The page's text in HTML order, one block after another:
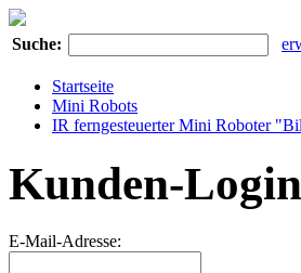
Suche:
Startseite
Mini Robots
IR ferngesteuerter Mini Roboter
Kunden-Login
E-Mail-Adresse: